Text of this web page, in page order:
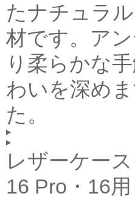
たナチュラ
材です。ア
り柔らかな
わいを深め
た。
レザーケー
16 Pro・16用